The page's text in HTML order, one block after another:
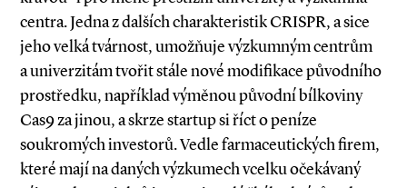
centra. Jedna z dalších charakteristik CRISPR, a sice
jeho velká tvárnost, umožňuje výzkumným centrům
a univerzitám tvořit stále nové modifikace původního
prostředku, například výměnou původní bílkoviny
Cas9 za jinou, a skrze startup si říct o peníze
soukromých investorů. Vedle farmaceutických firem,
které mají na daných výzkumech vcelku očekávaný